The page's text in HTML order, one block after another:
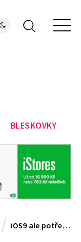
BLESKOVKY
iOS9 ale potřebuji iOS10